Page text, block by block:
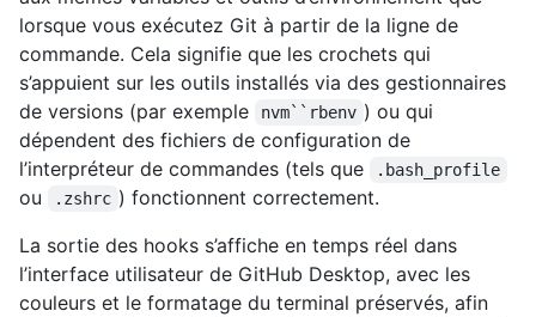
lorsque vous exécutez Git à partir de la ligne de
commande. Cela signifie que les crochets qui
s’appuient sur les outils installés via des gestionnaires
de versions (par exemple
nvm``rbenv ) ou qui
dépendent des fichiers de configuration de
l’interpréteur de commandes (tels que
.bash_profile
ou .zshrc ) fonctionnent correctement.
La sortie des hooks s’affiche en temps réel dans
l’interface utilisateur de GitHub Desktop, avec les
couleurs et le formatage du terminal préservés, afin